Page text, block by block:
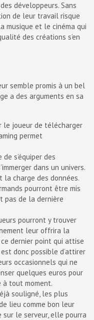
développeurs. Sans
de leur travail risque
musique et le cinéma qui
des créations s’en
semble promis à un bel
a des arguments en sa
le joueur de télécharger
permet
s’équiper des
dans un univers.
la charge des données.
pourront être mis
pas de la dernière
pourront y trouver
leur offrira la
ce dernier point qui attise
donc possible d’attirer
occasionnels qui ne
quelques euros pour
à tout moment.
souligné, les plus
lieu comme bon leur
le serveur, elle pourra